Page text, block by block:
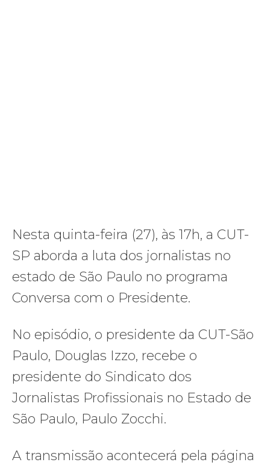
Nesta quinta-feira (27), às 17h, a CUT-
SP aborda a luta dos jornalistas no
estado de São Paulo no programa
Conversa com o Presidente.
No episódio, o presidente da CUT-São
Paulo, Douglas Izzo, recebe o
presidente do Sindicato dos
Jornalistas Profissionais no Estado de
São Paulo, Paulo Zocchi.
A transmissão acontecerá pela página